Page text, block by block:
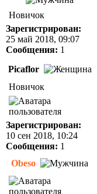
Новичок
Зарегистрирован:
25 май 2018, 09:07
Сообщения: 1
Picaflor
Новичок
Зарегистрирован:
10 сен 2018, 10:24
Сообщения: 1
Obeso